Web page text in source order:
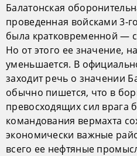
Балатонская
проведенная войсками 3-
была кратковременной —
Но от этого ее значение,
уменьшается. В
заходит речь о значении
обычно пишется, что в
превосходящих сил врага
командования вермахта
экономически важные
всего ее нефтяные